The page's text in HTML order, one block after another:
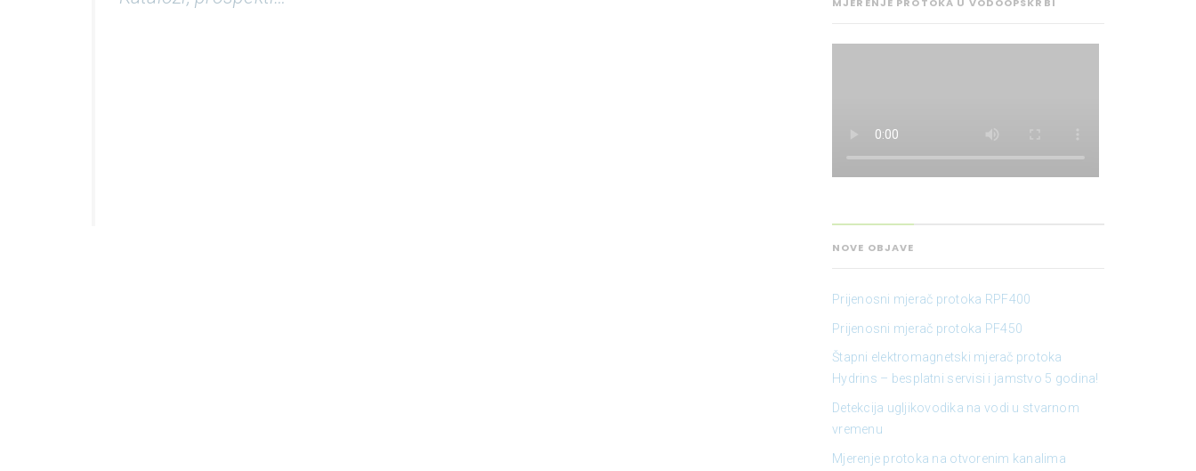
NOVE OBJAVE
Prijenosni mjerač protoka RPF400
Prijenosni mjerač protoka PF450
Štapni elektromagnetski mjerač protoka
Hydrins – besplatni servisi i jamstvo 5 godina!
Detekcija ugljikovodika na vodi u stvarnom
vremenu
Mjerenje protoka na otvorenim kanalima